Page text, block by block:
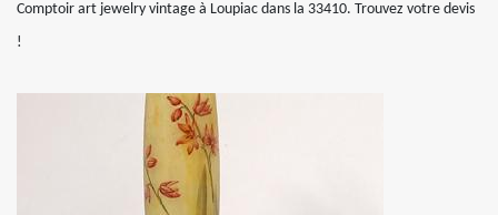
Comptoir art jewelry vintage à Loupiac dans la 33410. Trouvez votre devis
!